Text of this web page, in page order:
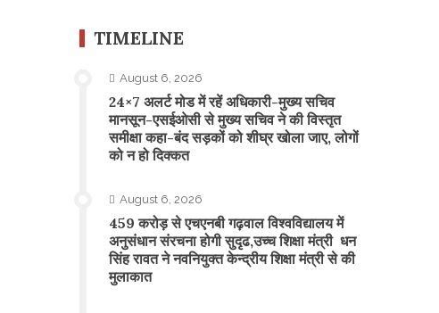
TIMELINE
August 6, 2026
24×7 अलर्ट मोड में रहें अधिकारी-मुख्य सचिव
मानसून-एसईओसी से मुख्य सचिव ने की विस्तृत
समीक्षा कहा-बंद सड़कों को शीघ्र खोला जाए, लोगों
को न हो दिक्कत
August 6, 2026
459 करोड़ से एचएनबी गढ़वाल विश्वविद्यालय में
अनुसंधान संरचना होगी सुदृढ,उच्च शिक्षा मंत्री धन
सिंह रावत ने नवनियुक्त केन्द्रीय शिक्षा मंत्री से की
मुलाकात